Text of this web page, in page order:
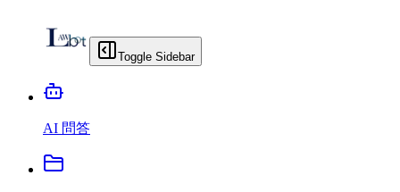
Toggle Sidebar
AI 問答